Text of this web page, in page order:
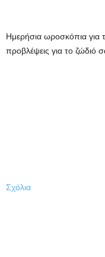
Ημερήσια ωροσκόπια για
προβλέψεις για το ζώδιό
Σχόλια